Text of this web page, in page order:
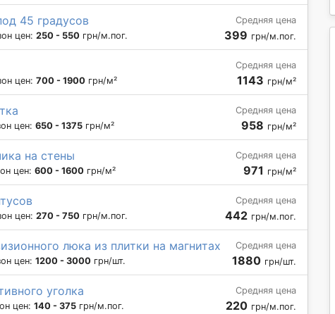
45 градусов
цен: 250 - 550 грн/м.пог.
Средняя цена
399 грн/м.пог.
цен: 700 - 1900 грн/м²
Средняя цена
1143 грн/м²
цен: 650 - 1375 грн/м²
Средняя цена
958 грн/м²
на стены
цен: 600 - 1600 грн/м²
Средняя цена
971 грн/м²
цен: 270 - 750 грн/м.пог.
Средняя цена
442 грн/м.пог.
люка из плитки на магнитах
цен: 1200 - 3000 грн/шт.
Средняя цена
1880 грн/шт.
уголка
цен: 140 - 375 грн/м.пог.
Средняя цена
220 грн/м.пог.